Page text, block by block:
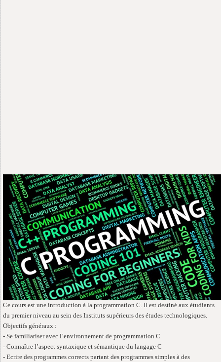
Ce cours est une introduction à la programmation C. Il est destiné aux étudiants
du premier niveau au sein des Instituts supérieurs des études technologiques.
Objectifs généraux :
- Se familiariser avec l’environnement de programmation C
- Connaître l’aspect syntaxique et sémantique du langage C
- Ecrire des programmes corrects partant des programmes simples à des